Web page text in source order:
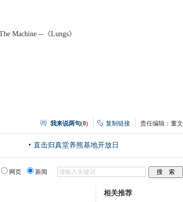
Machine --《Lungs》
我来说两句(0) 复制链接 责任编辑：董文
直击归真堂养熊基地开放日
网页 新闻
相关推荐